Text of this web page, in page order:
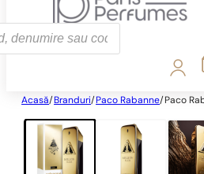
Acasă/ Branduri/ Paco Rabanne/ Paco